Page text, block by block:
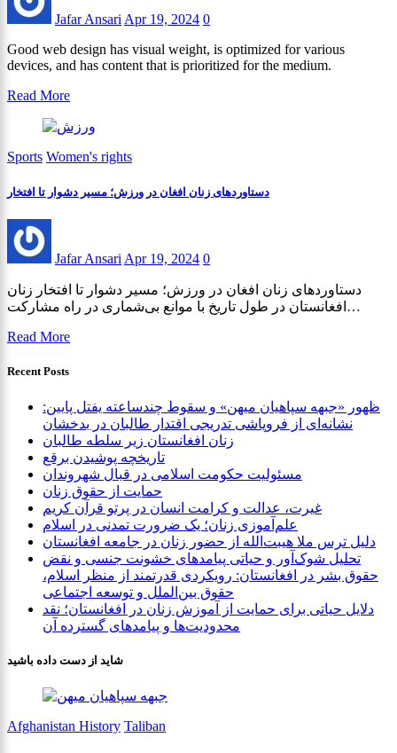
Jafar AnsariApr 19, 2024 0
Good web design has visual weight, is optimized for various
devices, and has content that is prioritized for the medium.
Read More
Sports Women's rights
دستاوردهای زنان افغان در ورزش؛ مسیر دشوار تا افتخار
Jafar Ansari Apr 19, 2024 0
دستاوردهای زنان افغان در ورزش؛ مسیر دشوار تا افتخار زنان
افغانستان در طول تاریخ با موانع بی‌شماری در راه مشارکت…
Read More
Recent Posts
ظهور «جبهه سپاهیان میهن» و سقوط چندساعته یفتل پایین:
نشانه‌ای از فروپاشی تدریجی اقتدار طالبان در بدخشان
زنان افغانستان زیر سلطه طالبان
تاریخچه پوشیدن برقع
مسئولیت حکومت اسلامی در قبال شهروندان
حمایت از حقوق زنان
غیرت، عدالت و کرامت انسان در پرتو قرآن کریم
علم‌آموزی زنان؛ یک ضرورت تمدنی در اسلام
دلیل ترس ملا هیبت‌الله از حضور زنان در جامعه افغانستان
تحلیل شوک‌آور و حیاتی پیامدهای خشونت جنسی و نقض
حقوق بشر در افغانستان: رویکردی قدرتمند از منظر اسلام،
حقوق بین‌الملل و توسعه اجتماعی
دلایل حیاتی برای حمایت از آموزش زنان در افغانستان؛ نقد
محدودیت‌ها و پیامدهای گسترده آن
شاید از دست داده باشید
Afghanistan History Taliban